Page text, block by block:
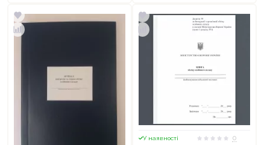
У наявності
0